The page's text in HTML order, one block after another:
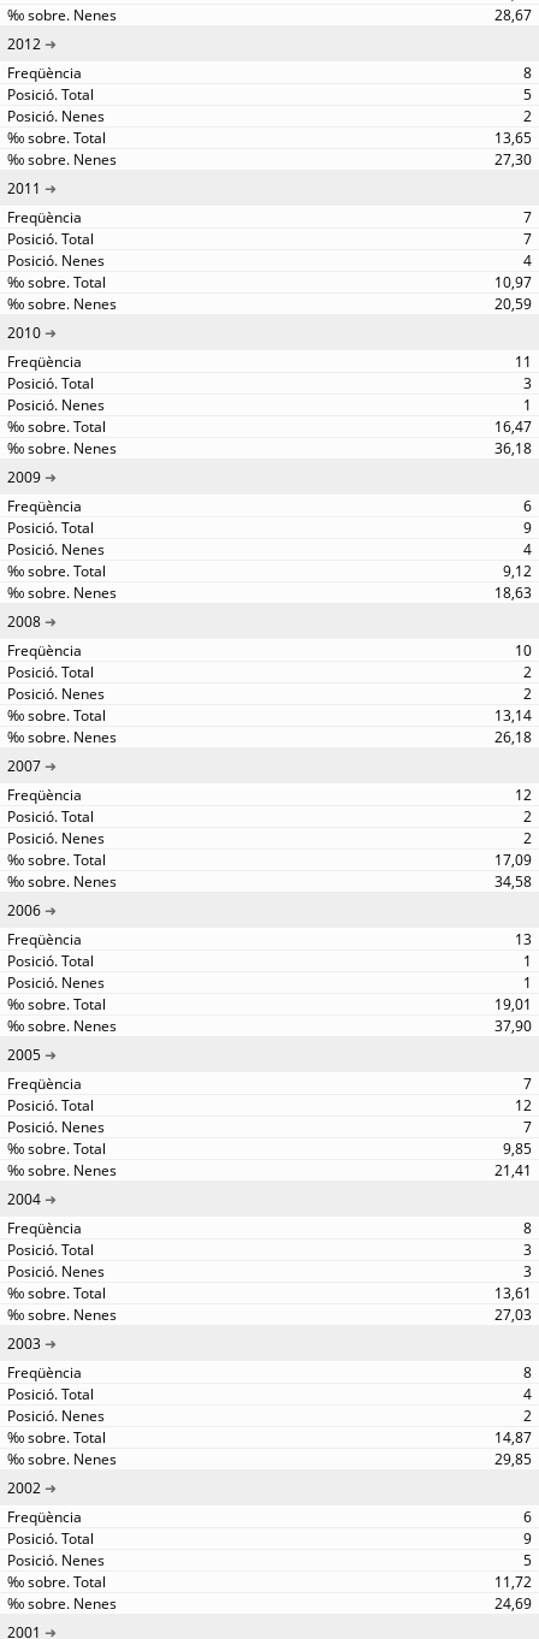
28,67
2012
8
5
2
13,65
27,30
2011
7
7
4
10,97
20,59
2010
11
3
1
16,47
36,18
2009
6
9
4
9,12
18,63
2008
10
2
2
13,14
26,18
2007
12
2
2
17,09
34,58
2006
13
1
1
19,01
37,90
2005
7
12
7
9,85
21,41
2004
8
3
3
13,61
27,03
2003
8
4
2
14,87
29,85
2002
6
9
5
11,72
24,69
2001